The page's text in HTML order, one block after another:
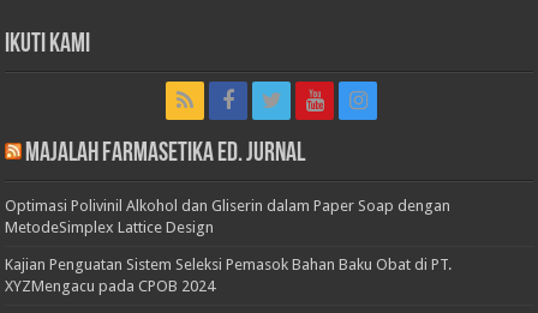
Ikuti Kami
Majalah Farmasetika Ed. Jurnal
Optimasi Polivinil Alkohol dan Gliserin dalam Paper Soap dengan
MetodeSimplex Lattice Design
Kajian Penguatan Sistem Seleksi Pemasok Bahan Baku Obat di PT.
XYZMengacu pada CPOB 2024